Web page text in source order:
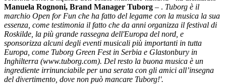
Manuela Rognoni, Brand Manager Tuborg – . Tuborg è il
marchio Open for Fun che ha fatto del legame con la musica la sua
essenza, come testimonia il fatto che da anni organizza il festival di
Roskilde, la più grande rassegna dell'Europa del nord, e
sponsorizza alcuni degli eventi musicali più importanti in tutta
Europa, come Tuborg Green Fest in Serbia e Glastonbury in
Inghilterra (www.tuborg.com). Del resto la buona musica è un
ingrediente irrinunciabile per una serata con gli amici all’insegna
del divertimento, dove non può mancare Tuborg!'.